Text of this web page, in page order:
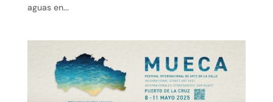
aguas en...